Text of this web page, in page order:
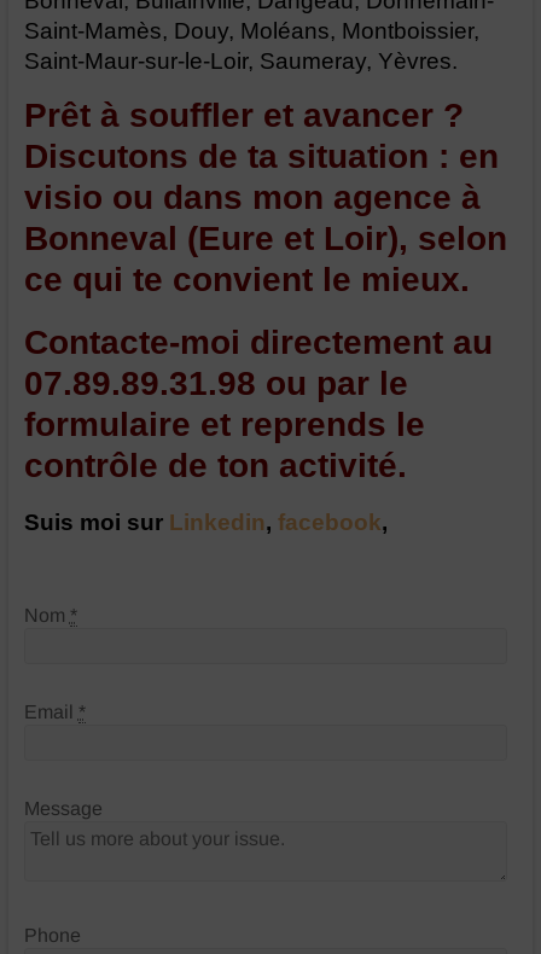
Saint-Mamès, Douy, Moléans, Montboissier,
Saint-Maur-sur-le-Loir, Saumeray, Yèvres.
Prêt à souffler et avancer ?
Discutons de ta situation : en
visio ou dans mon agence à
Bonneval (Eure et Loir), selon
ce qui te convient le mieux.
Contacte-moi directement au
07.89.89.31.98 ou par le
formulaire et reprends le
contrôle de ton activité.
Suis moi sur Linkedin, facebook,
Nom *
Email *
Message
Phone